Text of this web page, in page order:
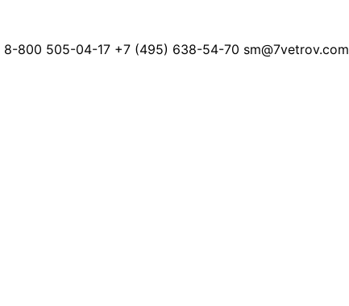
8-800 505-04-17 +7 (495) 638-54-70 sm@7vetrov.com